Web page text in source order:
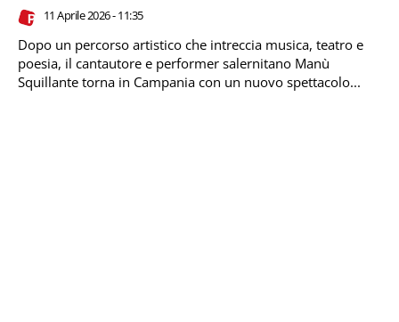
11 Aprile 2026 - 11:35
Dopo un percorso artistico che intreccia musica, teatro e
poesia, il cantautore e performer salernitano Manù
Squillante torna in Campania con un nuovo spettacolo...